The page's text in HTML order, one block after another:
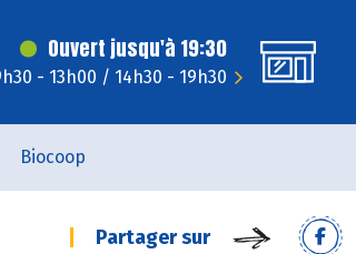
Ouvert jusqu'à 19:30
- 13h00 / 14h30 - 19h30
Biocoop
Partager sur